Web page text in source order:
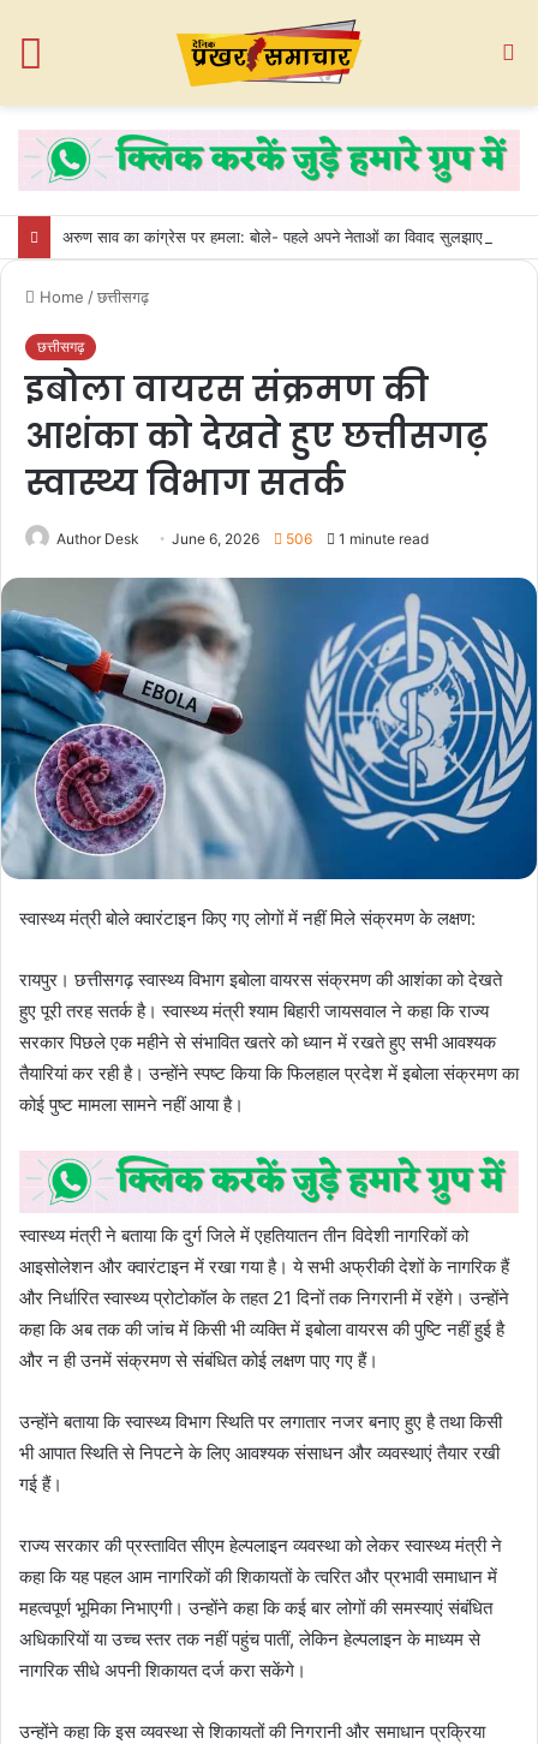
Home /छत्तीसगढ़
छत्तीसगढ़
इबोला वायरस संक्रमण की
आशंका को देखते हुए छत्तीसगढ़
स्वास्थ्य विभाग सतर्क
Author Desk June 6, 2026 506 1 minute read
स्वास्थ्य मंत्री बोले क्वारंटाइन किए गए लोगों में नहीं मिले संक्रमण के लक्षण:
रायपुर। छत्तीसगढ़ स्वास्थ्य विभाग इबोला वायरस संक्रमण की आशंका को देखते
हुए पूरी तरह सतर्क है। स्वास्थ्य मंत्री श्याम बिहारी जायसवाल ने कहा कि राज्य
सरकार पिछले एक महीने से संभावित खतरे को ध्यान में रखते हुए सभी आवश्यक
तैयारियां कर रही है। उन्होंने स्पष्ट किया कि फिलहाल प्रदेश में इबोला संक्रमण का
कोई पुष्ट मामला सामने नहीं आया है।
स्वास्थ्य मंत्री ने बताया कि दुर्ग जिले में एहतियातन तीन विदेशी नागरिकों को
आइसोलेशन और क्वारंटाइन में रखा गया है। ये सभी अफ्रीकी देशों के नागरिक हैं
और निर्धारित स्वास्थ्य प्रोटोकॉल के तहत 21 दिनों तक निगरानी में रहेंगे। उन्होंने
कहा कि अब तक की जांच में किसी भी व्यक्ति में इबोला वायरस की पुष्टि नहीं हुई है
और न ही उनमें संक्रमण से संबंधित कोई लक्षण पाए गए हैं।
उन्होंने बताया कि स्वास्थ्य विभाग स्थिति पर लगातार नजर बनाए हुए है तथा किसी
भी आपात स्थिति से निपटने के लिए आवश्यक संसाधन और व्यवस्थाएं तैयार रखी
गई हैं।
राज्य सरकार की प्रस्तावित सीएम हेल्पलाइन व्यवस्था को लेकर स्वास्थ्य मंत्री ने
कहा कि यह पहल आम नागरिकों की शिकायतों के त्वरित और प्रभावी समाधान में
महत्वपूर्ण भूमिका निभाएगी। उन्होंने कहा कि कई बार लोगों की समस्याएं संबंधित
अधिकारियों या उच्च स्तर तक नहीं पहुंच पातीं, लेकिन हेल्पलाइन के माध्यम से
नागरिक सीधे अपनी शिकायत दर्ज करा सकेंगे।
उन्होंने कहा कि इस व्यवस्था से शिकायतों की निगरानी और समाधान प्रक्रिया